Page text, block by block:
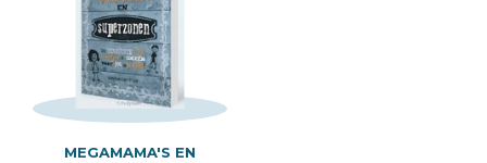
MEGAMAMA'S EN